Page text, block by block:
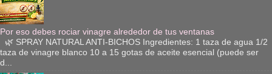
Por eso debes rociar vinagre alrededor de tus ventanas
🌿 SPRAY NATURAL ANTI-BICHOS Ingredientes: 1 taza de agua 1/2
taza de vinagre blanco 10 a 15 gotas de aceite esencial (puede ser
d...